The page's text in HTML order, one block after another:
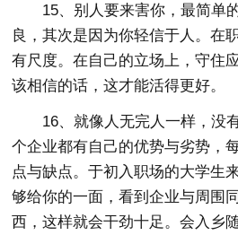
15、别人要来害你，最简单
良，其次是因为你轻信于人。在
有尺度。在自己的立场上，守住
该相信的话，这才能活得更好。
16、就像人无完人一样，没
个企业都有自己的优势与劣势，
点与缺点。于初入职场的大学生
够给你的一面，看到企业与周围
西，这样就会干劲十足。会入乡